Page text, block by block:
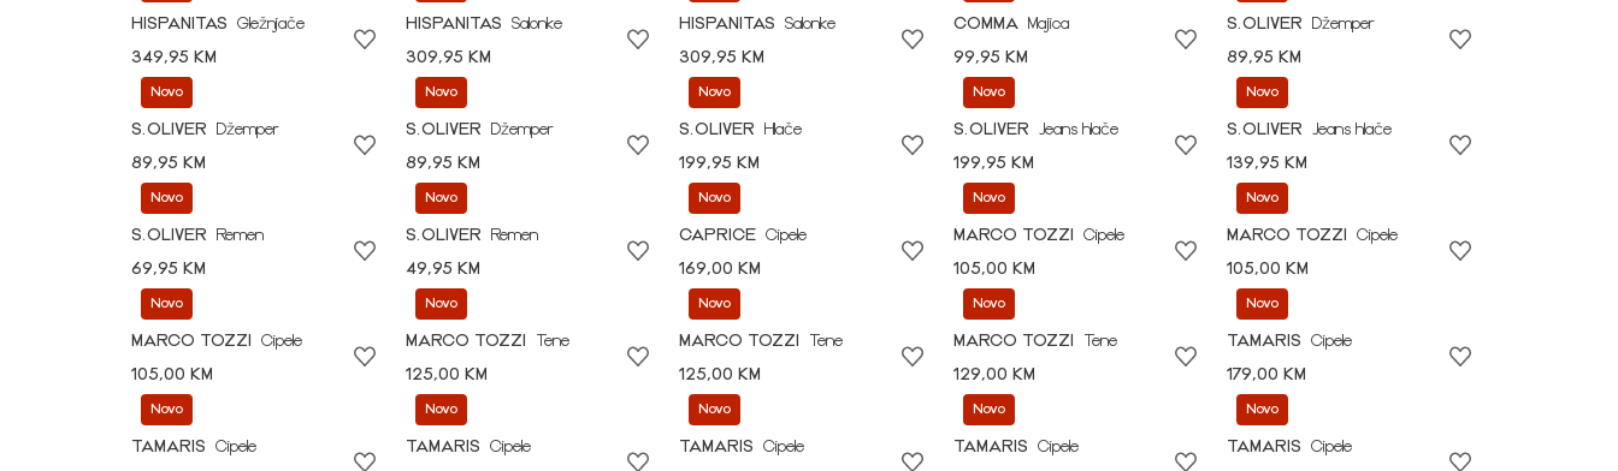
HISPANITAS
Gležnjače
349,95 KM
HISPANITAS
Salonke
309,95 KM
HISPANITAS
Salonke
309,95 KM
COMMA
Majica
99,95 KM
S.OLIVER
Džemper
89,95 KM
Novo
S.OLIVER
Džemper
89,95 KM
Novo
S.OLIVER
Džemper
89,95 KM
Novo
S.OLIVER
Hlače
199,95 KM
Novo
S.OLIVER
Jeans hlače
199,95 KM
Novo
S.OLIVER
Jeans hlače
139,95 KM
Novo
S.OLIVER
Remen
69,95 KM
Novo
S.OLIVER
Remen
49,95 KM
Novo
CAPRICE Cipele
169,00 KM
Novo
MARCO TOZZI
Cipele
105,00 KM
Novo
MARCO TOZZI
Cipele
105,00 KM
Novo
MARCO TOZZI
Cipele
105,00 KM
Novo
MARCO TOZZI
Tene
125,00 KM
Novo
MARCO TOZZI
Tene
125,00 KM
Novo
MARCO TOZZI
Tene
129,00 KM
Novo
TAMARIS
Cipele
179,00 KM
Novo
TAMARIS
Cipele
Novo
TAMARIS
Cipele
Novo
TAMARIS
Cipele
Novo
TAMARIS
Cipele
Novo
TAMARIS
Cipele